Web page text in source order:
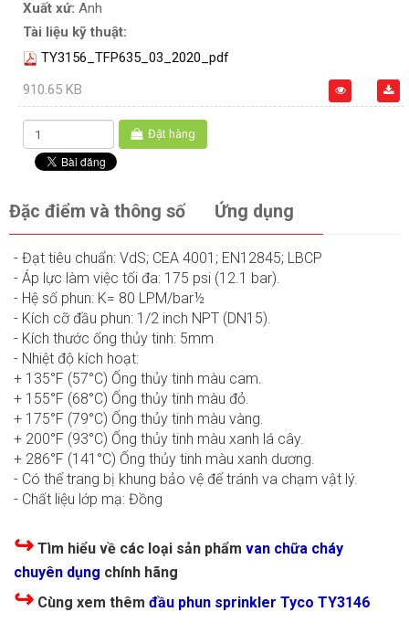
Xuất xứ: Anh
Tài liệu kỹ thuật:
TY3156_TFP635_03_2020_pdf
910.65 KB
Đặt hàng
Đặc điểm và thông số Ứng dụng
- Đạt tiêu chuẩn: VdS; CEA 4001; EN12845; LBCP
- Áp lực làm việc tối đa: 175 psi (12.1 bar).
- Hệ số phun: K= 80 LPM/bar½
- Kích cỡ đầu phun: 1/2 inch NPT (DN15).
- Kích thước ống thủy tinh: 5mm
- Nhiệt độ kích hoạt:
+ 135°F (57°C) Ống thủy tinh màu cam.
+ 155°F (68°C) Ống thủy tinh màu đỏ.
+ 175°F (79°C) Ống thủy tinh màu vàng.
+ 200°F (93°C) Ống thủy tinh màu xanh lá cây.
+ 286°F (141°C) Ống thủy tinh màu xanh dương.
- Có thể trang bị khung bảo vệ để tránh va chạm vật lý.
- Chất liệu lớp mạ: Đồng
↪ Tìm hiểu về các loại sản phẩm van chữa cháy
chuyên dụng chính hãng
↪ Cùng xem thêm đầu phun sprinkler Tyco TY3146